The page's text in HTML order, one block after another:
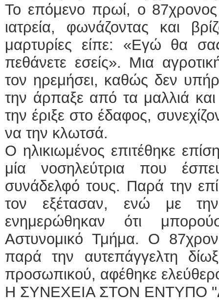
Το επόμενο πρωί, ο 87χρονος
ιατρεία, φωνάζοντας και
μαρτυρίες είπε: «Εγώ θα
πεθάνετε εσείς». Μια
τον ηρεμήσει, καθώς δεν
την άρπαξε από τα μαλλιά
την έριξε στο έδαφος,
να την κλωτσά.
Ο ηλικιωμένος επιτέθηκε
μία νοσηλεύτρια που
συνάδελφό τους. Παρά την
τον εξέτασαν, ενώ με
ενημερώθηκαν ότι
Αστυνομικό Τμήμα. Ο
παρά την αυτεπάγγελτη
προσωπικού, αφέθηκε
Η ΣΥΝΕΧΕΙΑ ΣΤΟΝ ΕΝΤΥΠΟ